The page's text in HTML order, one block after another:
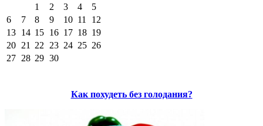
1
2 3 4
5
6
7 8 9 10 11
12
13 14 15 16 17 18 19
20 21 22 23 24 25 26
27 28 29 30
Как похудеть без голодания?